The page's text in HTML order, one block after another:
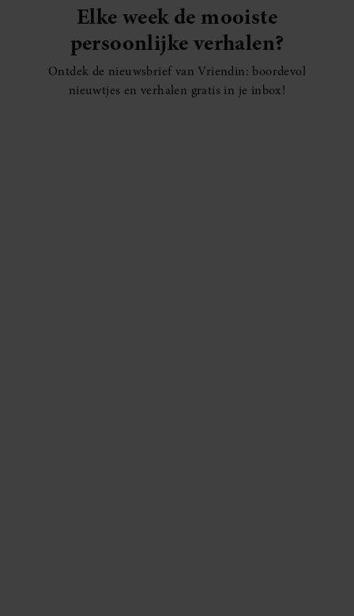
Elke week de mooiste
persoonlijke verhalen?
Ontdek de nieuwsbrief van Vriendin: boordevol
nieuwtjes en verhalen gratis in je inbox!